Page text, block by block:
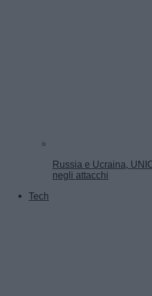
Russia e Ucraina,
negli attacchi
Tech